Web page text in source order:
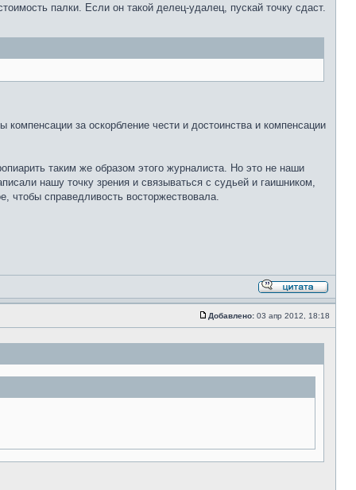
палки. Если он такой делец-удалец, пускай точку сдаст.
за оскорбление чести и достоинства и компенсации
таким же образом этого журналиста. Но это не наши
нашу точку зрения и связываться с судьей и гаишником,
чтобы справедливость восторжествовала.
Добавлено: 03 апр 2012, 18:18